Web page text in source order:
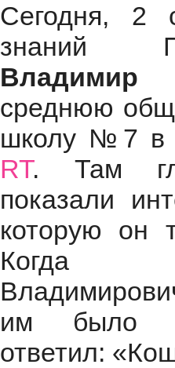
Сегодня, 2
знаний
Владимир
среднюю
школу №7 в
RT. Там
показали
которую он
Когда
им было
ответил: